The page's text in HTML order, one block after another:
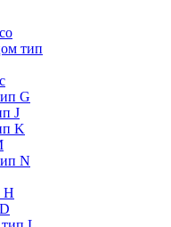
тип
G
J
K
N
H